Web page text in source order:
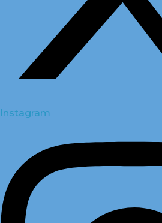
Instagram